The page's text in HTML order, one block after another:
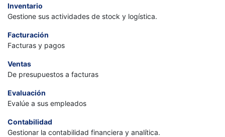
Inventario
Gestione sus actividades de stock y logística.
Facturación
Facturas y pagos
Ventas
De presupuestos a facturas
Evaluación
Evalúe a sus empleados
Contabilidad
Gestionar la contabilidad financiera y analítica.